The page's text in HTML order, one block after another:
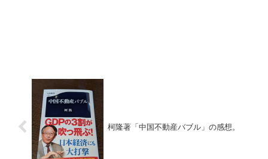
柯隆著「中国不動産バブル」の感想。